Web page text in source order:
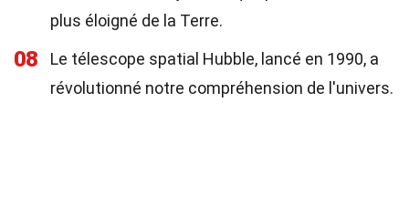
plus éloigné de la Terre.
08
Le télescope spatial Hubble, lancé en 1990, a
révolutionné notre compréhension de l'univers.